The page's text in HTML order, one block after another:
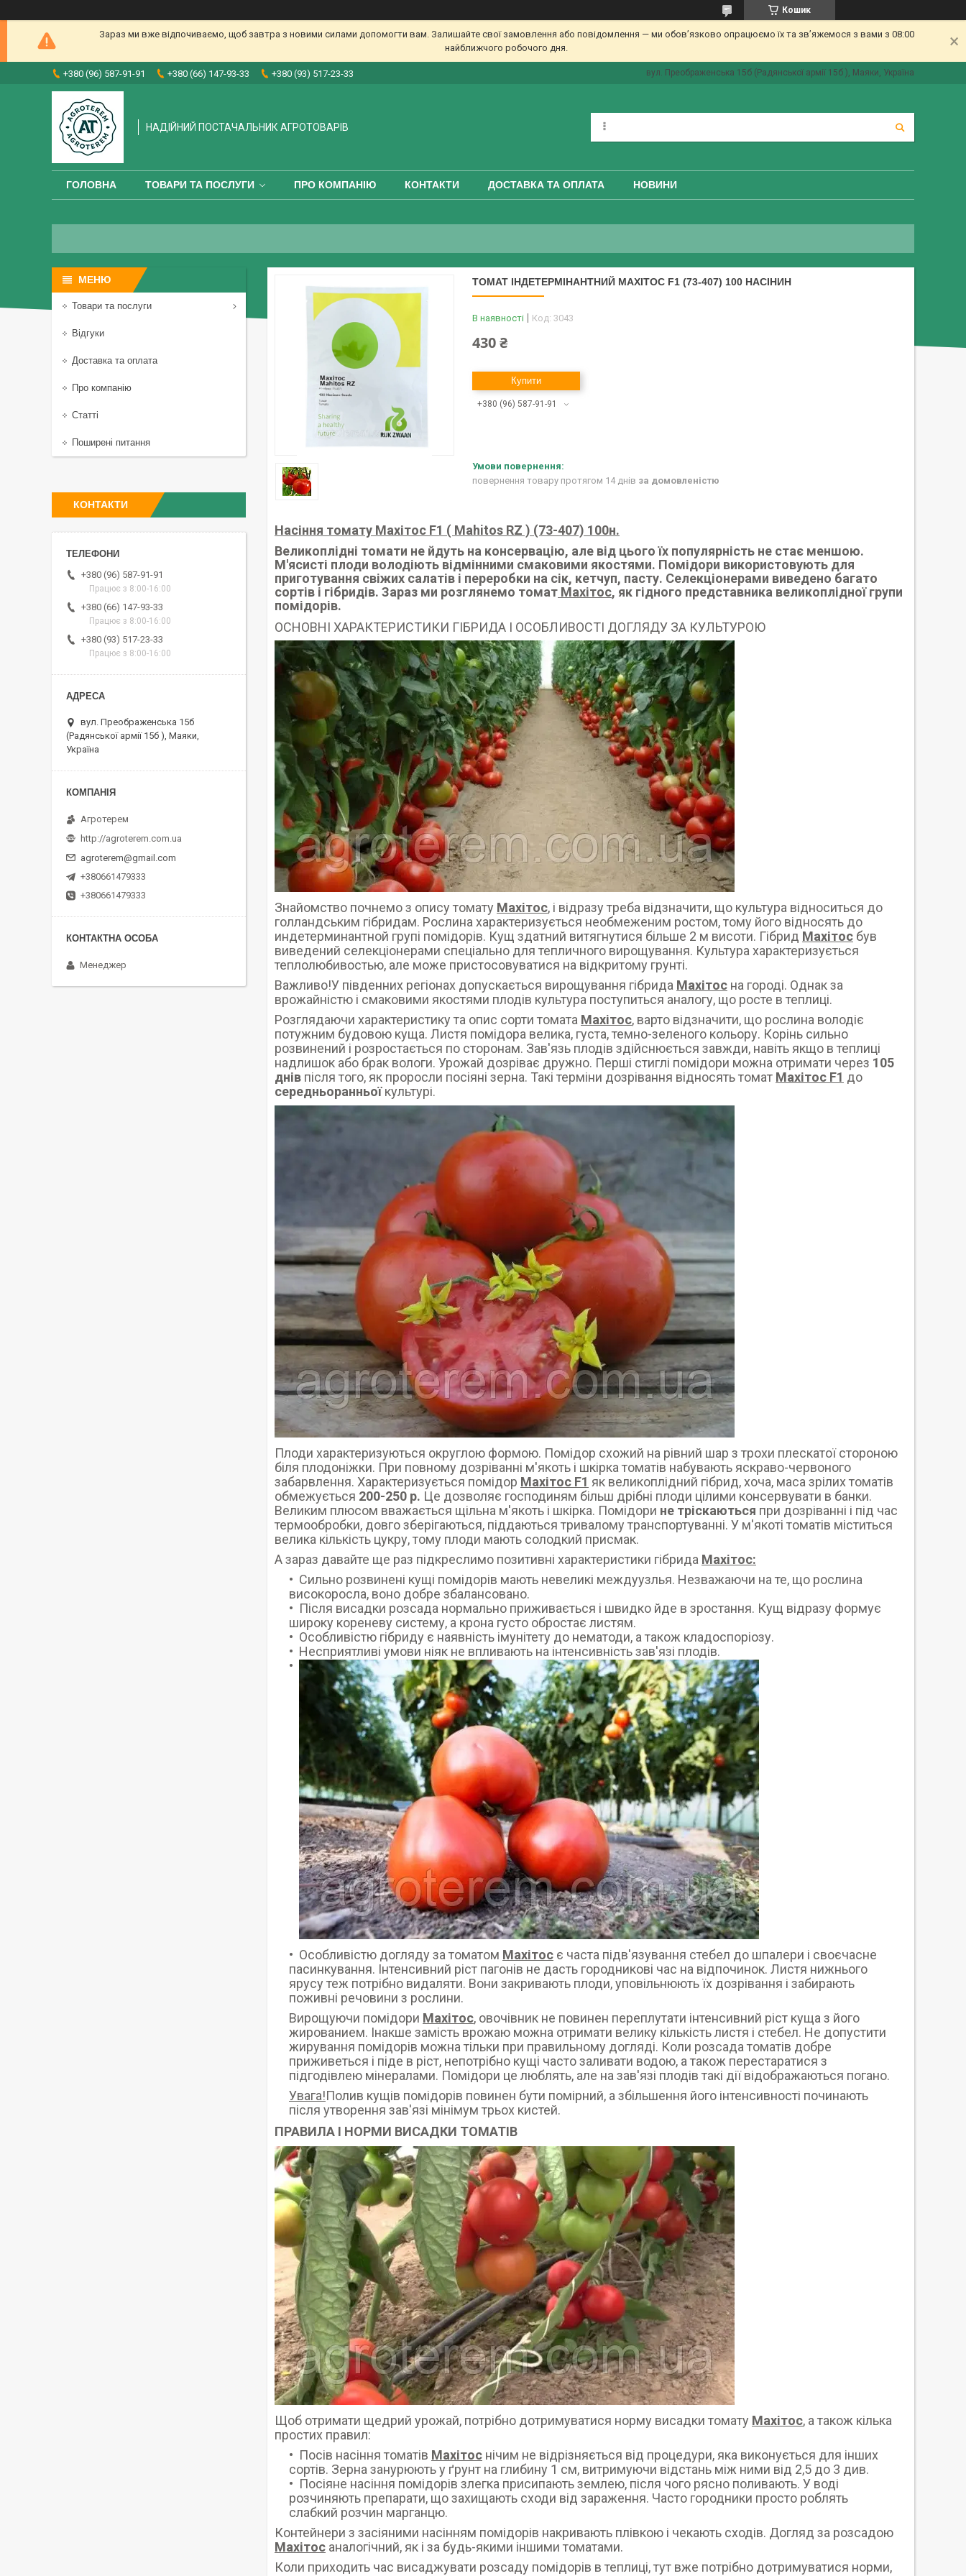
Кошик
Зараз ми вже відпочиваємо, щоб завтра з новими силами допомогти вам. Залишайте свої замовлення або повідомлення — ми обов’язково опрацюємо їх та зв’яжемося з вами з 08:00
найближчого робочого дня.
+380 (96) 587-91-91 +380 (66) 147-93-33 +380 (93) 517-23-33 вул. Преображенська 15б (Радянської армії 15б ), Маяки, Україна
НАДІЙНИЙ ПОСТАЧАЛЬНИК АГРОТОВАРІВ
ГОЛОВНА ТОВАРИ ТА ПОСЛУГИ ПРО КОМПАНІЮ КОНТАКТИ ДОСТАВКА ТА ОПЛАТА НОВИНИ
ТОМАТ ІНДЕТЕРМІНАНТНИЙ МАХІТОС F1 (73-407) 100 НАСІНИН
В наявності Код: 3043
430 ₴
Купити
+380 (96) 587-91-91
повернення товару протягом 14 днів за домовленістю
Насіння томату Махітос F1 ( Mahitos RZ ) (73-407) 100н.
Великоплідні томати не йдуть на консервацію, але від цього їх популярність не стає меншою.
М'ясисті плоди володіють відмінними смаковими якостями. Помідори використовують для
приготування свіжих салатів і переробки на сік, кетчуп, пасту. Селекціонерами виведено багато
сортів і гібридів. Зараз ми розглянемо томат Махітос, як гідного представника великоплідної групи
помідорів.
ОСНОВНІ ХАРАКТЕРИСТИКИ ГІБРИДА І ОСОБЛИВОСТІ ДОГЛЯДУ ЗА КУЛЬТУРОЮ
Знайомство почнемо з опису томату Махітос, і відразу треба відзначити, що культура відноситься до
голландським гібридам. Рослина характеризується необмеженим ростом, тому його відносять до
индетерминантной групі помідорів. Кущ здатний витягнутися більше 2 м висоти. Гібрид Махітос був
виведений селекціонерами спеціально для тепличного вирощування. Культура характеризується
теплолюбивостью, але може пристосовуватися на відкритому грунті.
Важливо!У південних регіонах допускається вирощування гібрида Махітос на городі. Однак за
врожайністю і смаковими якостями плодів культура поступиться аналогу, що росте в теплиці.
Розглядаючи характеристику та опис сорти томата Махітос, варто відзначити, що рослина володіє
потужним будовою куща. Листя помідора велика, густа, темно-зеленого кольору. Корінь сильно
розвинений і розростається по сторонам. Зав'язь плодів здійснюється завжди, навіть якщо в теплиці
надлишок або брак вологи. Урожай дозріває дружно. Перші стиглі помідори можна отримати через 105
днів після того, як проросли посіяні зерна. Такі терміни дозрівання відносять томат Махітос F1 до
середньоранньоїкультурі.
Плоди характеризуються округлою формою. Помідор схожий на рівний шар з трохи плескатої стороною
біля плодоніжки. При повному дозріванні м'якоть і шкірка томатів набувають яскраво-червоного
забарвлення. Характеризується помідор Махітос F1 як великоплідний гібрид, хоча, маса зрілих томатів
обмежується 200-250 р. Це дозволяє господиням більш дрібні плоди цілими консервувати в банки.
Великим плюсом вважається щільна м'якоть і шкірка. Помідори не тріскаються при дозріванні і під час
термообробки, довго зберігаються, піддаються тривалому транспортуванні. У м'якоті томатів міститься
велика кількість цукру, тому плоди мають солодкий присмак.
А зараз давайте ще раз підкреслимо позитивні характеристики гібрида Махітос:
Сильно розвинені кущі помідорів мають невеликі междуузлья. Незважаючи на те, що рослина
високоросла, воно добре збалансовано.
Після висадки розсада нормально приживається і швидко йде в зростання. Кущ відразу формує
широку кореневу систему, а крона густо обростає листям.
Особливістю гібриду є наявність імунітету до нематоди, а також кладоспоріозу.
Несприятливі умови ніяк не впливають на інтенсивність зав'язі плодів.
Особливістю догляду за томатом Махітос є часта підв'язування стебел до шпалери і своєчасне
пасинкування. Інтенсивний ріст пагонів не дасть городникові час на відпочинок. Листя нижнього
ярусу теж потрібно видаляти. Вони закривають плоди, уповільнюють їх дозрівання і забирають
поживні речовини з рослини.
Вирощуючи помідори Махітос, овочівник не повинен переплутати інтенсивний ріст куща з його
жированием. Інакше замість врожаю можна отримати велику кількість листя і стебел. Не допустити
жирування помідорів можна тільки при правильному догляді. Коли розсада томатів добре
приживеться і піде в ріст, непотрібно кущі часто заливати водою, а також перестаратися з
підгодівлею мінералами. Помідори це люблять, але на зав'язі плодів такі дії відображаються погано.
Увага!Полив кущів помідорів повинен бути помірний, а збільшення його інтенсивності починають
після утворення зав'язі мінімум трьох кистей.
ПРАВИЛА І НОРМИ ВИСАДКИ ТОМАТІВ
Щоб отримати щедрий урожай, потрібно дотримуватися норму висадки томату Махітос, а також кілька
простих правил:
Посів насіння томатів Махітос нічим не відрізняється від процедури, яка виконується для інших
сортів. Зерна занурюють у ґрунт на глибину 1 см, витримуючи відстань між ними від 2,5 до 3 див.
Посіяне насіння помідорів злегка присипають землею, після чого рясно поливають. У воді
розчиняють препарати, що захищають сходи від зараження. Часто городники просто роблять
слабкий розчин марганцю.
Контейнери з засіяними насінням помідорів накривають плівкою і чекають сходів. Догляд за розсадою
Махітос аналогічний, як і за будь-якими іншими томатами.
Коли приходить час висаджувати розсаду помідорів в теплиці, тут вже потрібно дотримуватися норми,
Товари та послуги
Відгуки
Доставка та оплата
Про компанію
Статті
Поширені питання
КОНТАКТИ
+380 (96) 587-91-91
Працює з 8:00-16:00
+380 (66) 147-93-33
Працює з 8:00-16:00
+380 (93) 517-23-33
Працює з 8:00-16:00
вул. Преображенська 15б
(Радянської армії 15б ), Маяки,
Україна
Агротерем
http://agroterem.com.ua
agroterem@gmail.com
+380661479333
+380661479333
Менеджер